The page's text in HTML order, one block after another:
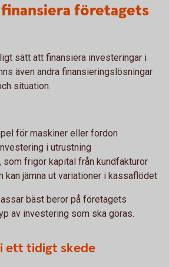
företagets
sätt att finansiera investeringar i
även andra finansieringslösningar
situation.
för maskiner eller fordon
i utrustning
, som frigör kapital från kundfakturor
kan jämna ut variationer i kassaflödet
bäst beror på företagets
av investering som ska göras.
ett tidigt skede